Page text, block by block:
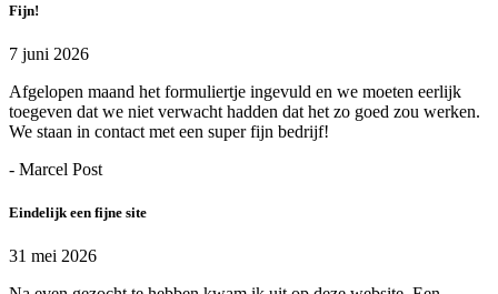
Fijn!
7 juni 2026
Afgelopen maand het formuliertje ingevuld en we moeten eerlijk
toegeven dat we niet verwacht hadden dat het zo goed zou werken.
We staan in contact met een super fijn bedrijf!
- Marcel Post
Eindelijk een fijne site
31 mei 2026